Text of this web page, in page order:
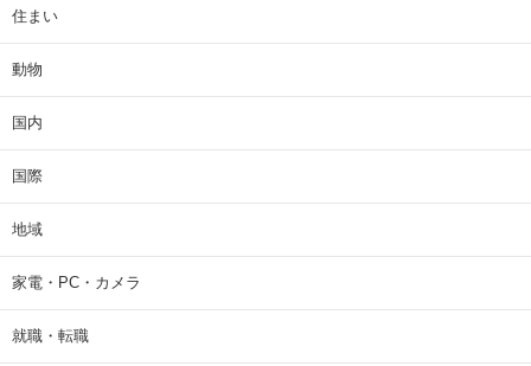
住まい
動物
国内
国際
地域
家電・PC・カメラ
就職・転職